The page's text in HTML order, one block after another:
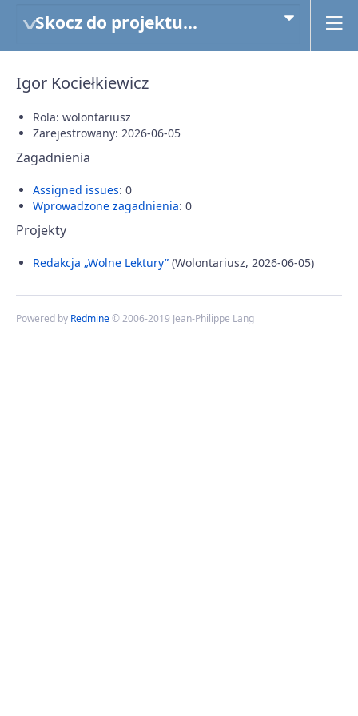
Skocz do projektu...
Igor Kociełkiewicz
Rola: wolontariusz
Zarejestrowany: 2026-06-05
Zagadnienia
Assigned issues: 0
Wprowadzone zagadnienia: 0
Projekty
Redakcja „Wolne Lektury” (Wolontariusz, 2026-06-05)
Powered by Redmine© 2006-2019 Jean-Philippe Lang